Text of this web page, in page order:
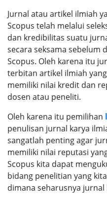
Jurnal atau artikel ilmiah
Scopus telah melalui
dan kredibilitas suatu
secara seksama sebelum
Scopus. Oleh karena itu
terbitan artikel ilmiah
memiliki nilai kredit dan
dosen atau peneliti.
Oleh karena itu pemilihan
penulisan jurnal karya
sangatlah penting agar
memiliki nilai reputasi
Scopus kita dapat
bidang penelitian yang
dimana seharusnya jurnal